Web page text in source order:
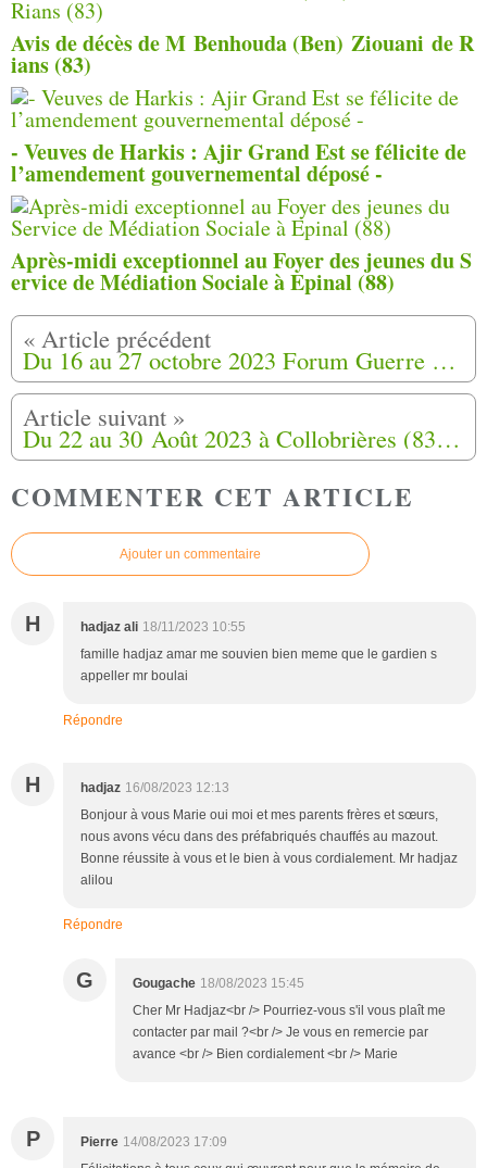
Avis de décès de M Benhouda (Ben) Ziouani de R
ians (83)
- Veuves de Harkis : Ajir Grand Est se félicite de
l’amendement gouvernemental déposé -
Après-midi exceptionnel au Foyer des jeunes du S
ervice de Médiation Sociale à Epinal (88)
Du 16 au 27 octobre 2023 Forum Guerre d'Algérie Mémoire à Angers (49)
Du 22 au 30 Août 2023 à Collobrières (83) Les hameaux de forestage de harkis en Provence-Alpes-Côte d'Azur.
COMMENTER CET ARTICLE
Ajouter un commentaire
H hadjaz ali 18/11/2023 10:55
famille hadjaz amar me souvien bien meme que le gardien s
appeller mr boulai
Répondre
H hadjaz 16/08/2023 12:13
Bonjour à vous Marie oui moi et mes parents frères et sœurs,
nous avons vécu dans des préfabriqués chauffés au mazout.
Bonne réussite à vous et le bien à vous cordialement. Mr hadjaz
alilou
Répondre
G Gougache 18/08/2023 15:45
Cher Mr Hadjaz<br /> Pourriez-vous s'il vous plaît me
contacter par mail ?<br /> Je vous en remercie par
avance <br /> Bien cordialement <br /> Marie
P Pierre 14/08/2023 17:09